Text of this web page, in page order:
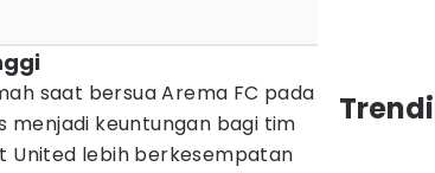
saat bersua Arema FC pada
menjadi keuntungan bagi tim
United lebih berkesempatan